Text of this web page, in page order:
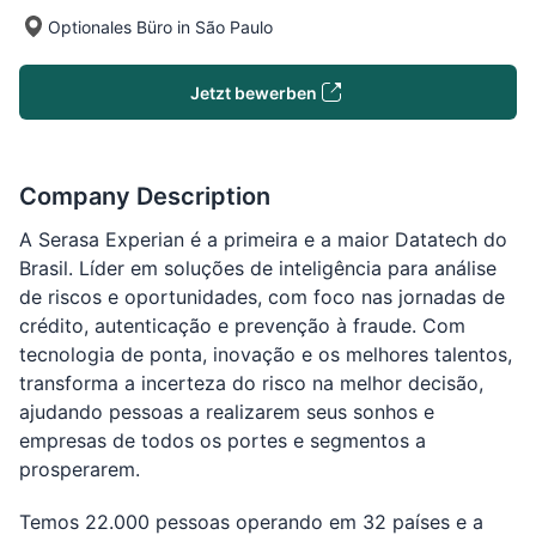
Optionales Büro in São Paulo
Jetzt bewerben
Company Description
A Serasa Experian é a primeira e a maior Datatech do
Brasil. Líder em soluções de inteligência para análise
de riscos e oportunidades, com foco nas jornadas de
crédito, autenticação e prevenção à fraude. Com
tecnologia de ponta, inovação e os melhores talentos,
transforma a incerteza do risco na melhor decisão,
ajudando pessoas a realizarem seus sonhos e
empresas de todos os portes e segmentos a
prosperarem.
Temos 22.000 pessoas operando em 32 países e a